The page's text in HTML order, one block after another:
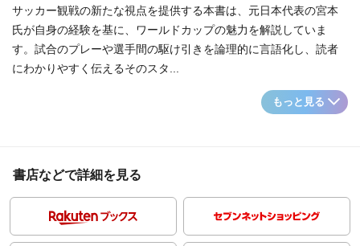
サッカー観戦の新たな視点を提供する本書は、元日本代表の宮本
氏が自身の経験を基に、ワールドカップの魅力を解説していま
す。試合のプレーや選手間の駆け引きを論理的に言語化し、読者
にわかりやすく伝えるそのスタ...
もっと見る
書店などで詳細を見る